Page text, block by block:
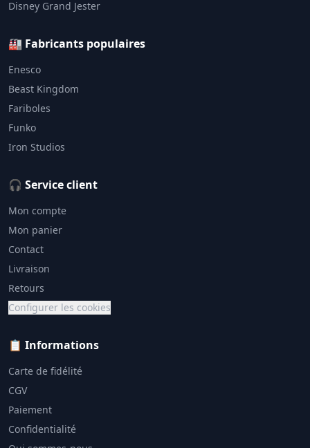
Disney Grand Jester
🏭 Fabricants populaires
Enesco
Beast Kingdom
Fariboles
Funko
Iron Studios
🎧 Service client
Mon compte
Mon panier
Contact
Livraison
Retours
Configurer les cookies
📋 Informations
Carte de fidélité
CGV
Paiement
Confidentialité